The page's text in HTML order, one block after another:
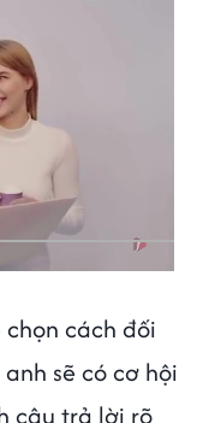
cách đối
sẽ có cơ hội
câu trả lời rõ